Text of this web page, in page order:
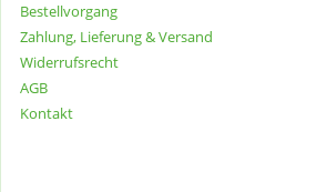
Bestellvorgang
Zahlung, Lieferung & Versand
Widerrufsrecht
AGB
Kontakt